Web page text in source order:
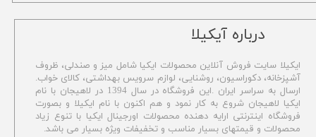
​درباره آیکیلا
ایکیلا سایت فروش آنلاین محصولات ایکیا شامل میز و صندلی، ظروف
آشپزخانه، دکوراسیون، روشنایی، لوازم سرویس بهداشتی، کالای خواب.
ارسال به سراسر ایران .این فروشگاه در سال 1394 در لاهیجان با نام
ایکیا لاهیجان شروع به کار نمود و هم اکنون با نام ایکیلا و بصورت
فروشگاه اینترنتی ارایه دهنده محصولات اورجینال ایکیا با تنوع زیاد
محصولات و قیمتهای بسیار مناسب و تخفیفات ویژه بسیار می باشد.